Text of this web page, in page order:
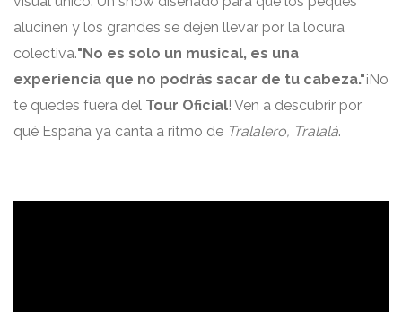
alucinen y los grandes se dejen llevar por la locura
colectiva."No es solo un musical, es una
experiencia que no podrás sacar de tu cabeza."¡No
te quedes fuera del Tour Oficial! Ven a descubrir por
qué España ya canta a ritmo de Tralalero, Tralalá.